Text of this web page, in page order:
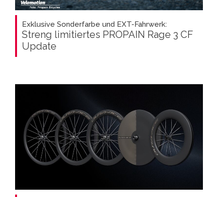
Exklusive Sonderfarbe und EXT-Fahrwerk:
Streng limitiertes PROPAIN Rage 3 CF
Update